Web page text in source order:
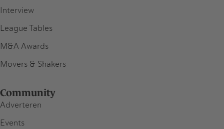
Interview
League Tables
M&A Awards
Movers & Shakers
Community
Adverteren
Events